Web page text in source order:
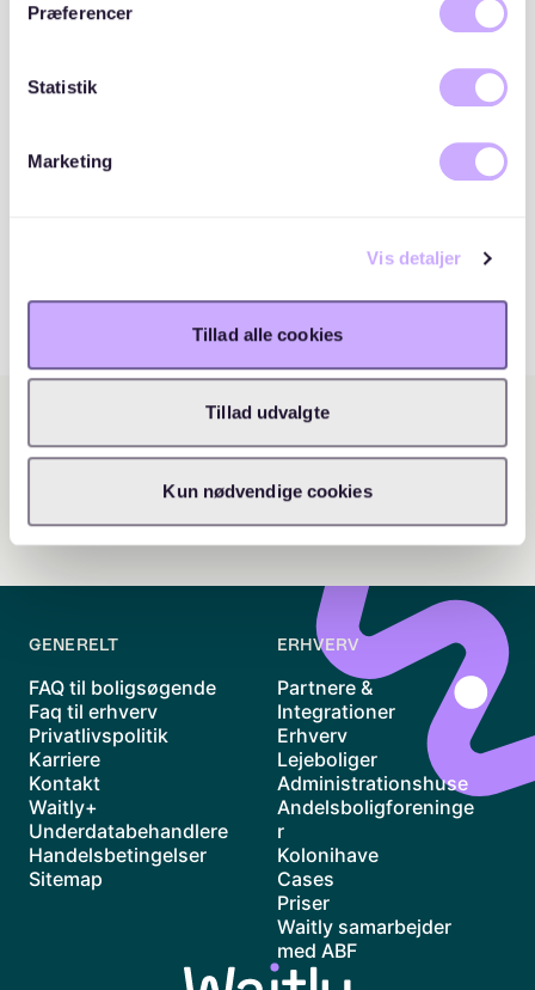
Præferencer
Statistik
Marketing
Vis detaljer
Tillad alle cookies
Tillad udvalgte
Kun nødvendige cookies
GENERELT
FAQ til boligsøgende
Faq til erhverv
Privatlivspolitik
Karriere
Kontakt
Waitly+
Underdatabehandlere
Handelsbetingelser
Sitemap
ERHVERV
Partnere &
Integrationer
Erhverv
Lejeboliger
Administrationshuse
Andelsboligforeninge
r
Kolonihave
Cases
Priser
Waitly samarbejder
med ABF